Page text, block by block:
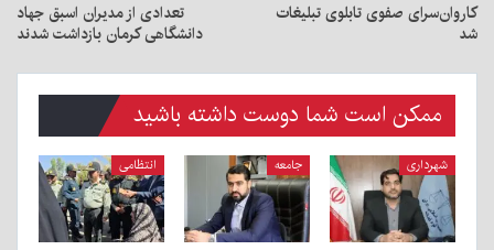
کاروان‌سرای صفوی تابلوی تبلیغات
شد
تعدادی از مدیران اسبق جهاد
دانشگاهی کرمان بازداشت شدند
ممکن است شما دوست داشته باشید
شهرداری جامعه انتظامی